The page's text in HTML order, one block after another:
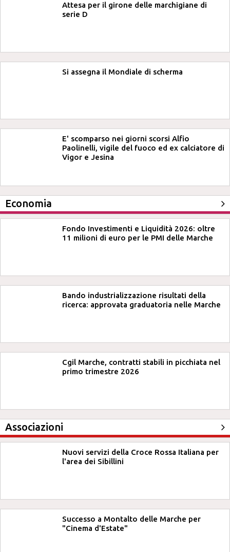
Attesa per il girone delle marchigiane di
serie D
Si assegna il Mondiale di scherma
E' scomparso nei giorni scorsi Alfio
Paolinelli, vigile del fuoco ed ex calciatore di
Vigor e Jesina
Economia
Fondo Investimenti e Liquidità 2026: oltre
11 milioni di euro per le PMI delle Marche
Bando industrializzazione risultati della
ricerca: approvata graduatoria nelle Marche
Cgil Marche, contratti stabili in picchiata nel
primo trimestre 2026
Associazioni
Nuovi servizi della Croce Rossa Italiana per
l'area dei Sibillini
Successo a Montalto delle Marche per
"Cinema d'Estate"